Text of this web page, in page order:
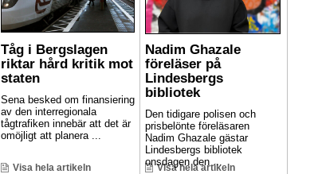
Tåg i Bergslagen
riktar hård kritik mot
staten
Sena besked om finansiering
av den interregionala
tågtrafiken innebär att det är
omöjligt att planera ...
Visa hela artikeln
Nadim Ghazale
föreläser på
Lindesbergs
bibliotek
Den tidigare polisen och
prisbelönte föreläsaren
Nadim Ghazale gästar
Lindesbergs bibliotek
onsdagen den ...
Visa hela artikeln